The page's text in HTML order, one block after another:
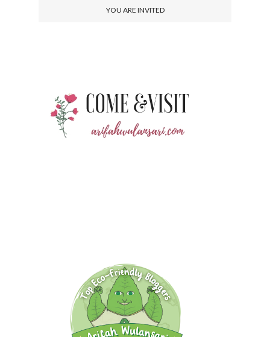
YOU ARE INVITED